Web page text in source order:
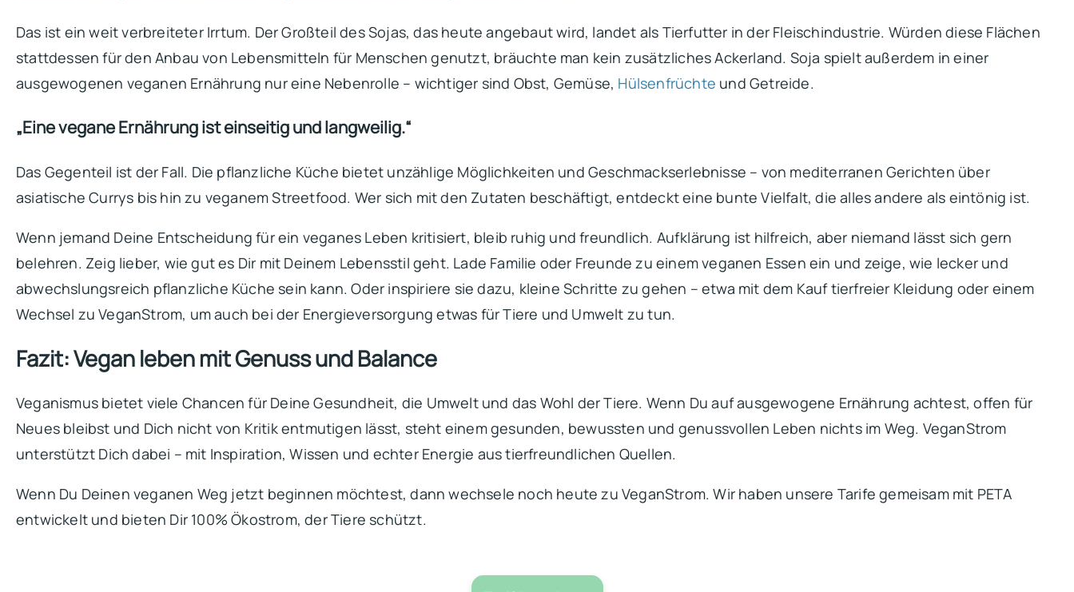
Das ist ein weit verbreiteter Irrtum. Der Großteil des Sojas, das heute angebaut wird, landet als Tierfutter in der Fleischindustrie. Würden diese Flächen
stattdessen für den Anbau von Lebensmitteln für Menschen genutzt, bräuchte man kein zusätzliches Ackerland. Soja spielt außerdem in einer
ausgewogenen veganen Ernährung nur eine Nebenrolle – wichtiger sind Obst, Gemüse, Hülsenfrüchte und Getreide.
„Eine vegane Ernährung ist einseitig und langweilig.“
Das Gegenteil ist der Fall. Die pflanzliche Küche bietet unzählige Möglichkeiten und Geschmackserlebnisse – von mediterranen Gerichten über
asiatische Currys bis hin zu veganem Streetfood. Wer sich mit den Zutaten beschäftigt, entdeckt eine bunte Vielfalt, die alles andere als eintönig ist.
Wenn jemand Deine Entscheidung für ein veganes Leben kritisiert, bleib ruhig und freundlich. Aufklärung ist hilfreich, aber niemand lässt sich gern
belehren. Zeig lieber, wie gut es Dir mit Deinem Lebensstil geht. Lade Familie oder Freunde zu einem veganen Essen ein und zeige, wie lecker und
abwechslungsreich pflanzliche Küche sein kann. Oder inspiriere sie dazu, kleine Schritte zu gehen – etwa mit dem Kauf tierfreier Kleidung oder einem
Wechsel zu VeganStrom, um auch bei der Energieversorgung etwas für Tiere und Umwelt zu tun.
Fazit: Vegan leben mit Genuss und Balance
Veganismus bietet viele Chancen für Deine Gesundheit, die Umwelt und das Wohl der Tiere. Wenn Du auf ausgewogene Ernährung achtest, offen für
Neues bleibst und Dich nicht von Kritik entmutigen lässt, steht einem gesunden, bewussten und genussvollen Leben nichts im Weg. VeganStrom
unterstützt Dich dabei – mit Inspiration, Wissen und echter Energie aus tierfreundlichen Quellen.
Wenn Du Deinen veganen Weg jetzt beginnen möchtest, dann wechsele noch heute zu VeganStrom. Wir haben unsere Tarife gemeisam mit PETA
entwickelt und bieten Dir 100% Ökostrom, der Tiere schützt.